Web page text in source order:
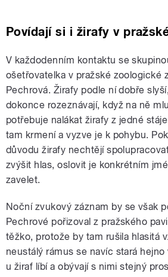
Povídají si i žirafy v
V každodenním kontaktu se
ošetřovatelka v pražské zoologické
Pechrová. Žirafy podle ní dobře
dokonce rozeznávají, když na ně
potřebuje nalákat žirafy z jedné
tam krmení a vyzve je k pohybu.
důvodu žirafy nechtějí
zvýšit hlas, oslovit je konkrétním
zavelet.
Noční zvukový záznam by se však
Pechrové pořizoval z pražského
těžko, protože by tam rušila hlasitá
neustálý rámus se navíc stará
u žiraf líbí a obývají s nimi stejný